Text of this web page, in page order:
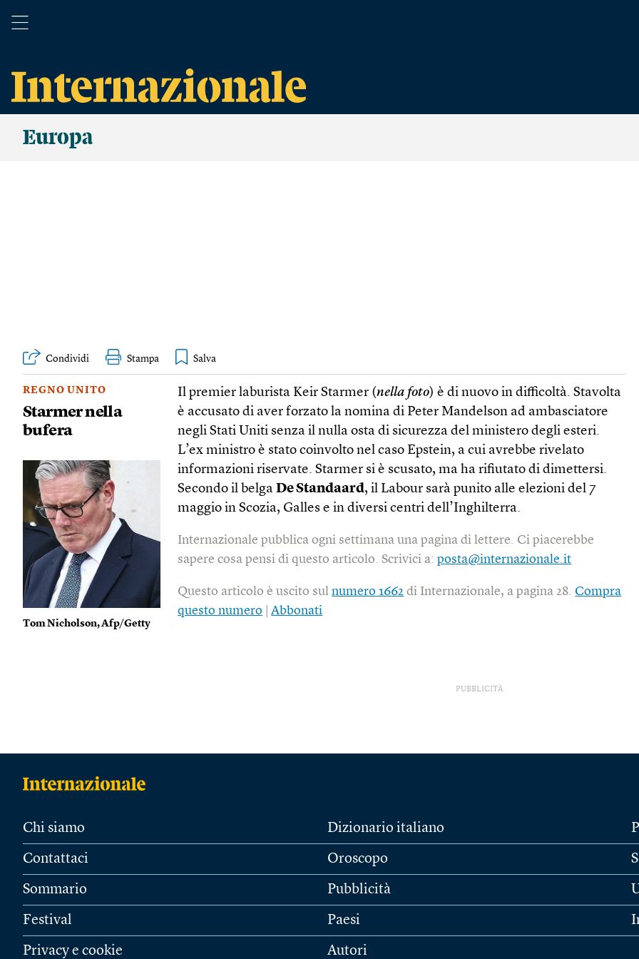
Europa
Condividi Stampa
REGNO UNITO
Starmer nella
bufera
Tom Nicholson, Afp/Getty
Il premier laburista Keir Starmer (nella foto) è di nuovo in difficoltà. Stavolta
è accusato di aver forzato la nomina di Peter Mandelson ad ambasciatore
negli Stati Uniti senza il nulla osta di sicurezza del ministero degli esteri.
L’ex ministro è stato coinvolto nel caso Epstein, a cui avrebbe rivelato
informazioni riservate. Starmer si è scusato, ma ha rifiutato di dimettersi.
Secondo il belgaDe Standaard, il Labour sarà punito alle elezioni del 7
maggio in Scozia, Galles e in diversi centri dell’Inghilterra.
Internazionale pubblica ogni settimana una pagina di lettere. Ci piacerebbe
sapere cosa pensi di questo articolo. Scrivici a:posta@internazionale.it
Questo articolo è uscito sulnumero 1662 di Internazionale, a pagina 28.Compra
questo numero |Abbonati
PUBBLICITÀ
Chi siamo
Contattaci
Sommario
Festival
Privacy e cookie
Dizionario italiano
Oroscopo
Pubblicità
Paesi
Autori